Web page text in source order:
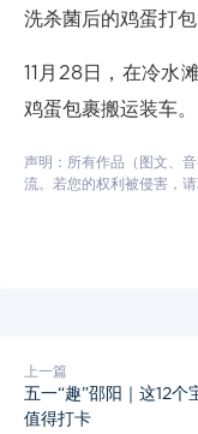
洗杀菌后的鸡蛋打包
11月28日，在冷水
鸡蛋包裹搬运装车。
声明：所有作品（图文、
流。若您的权利被侵害，
上一篇
五一“趣”邵阳｜这12个
值得打卡